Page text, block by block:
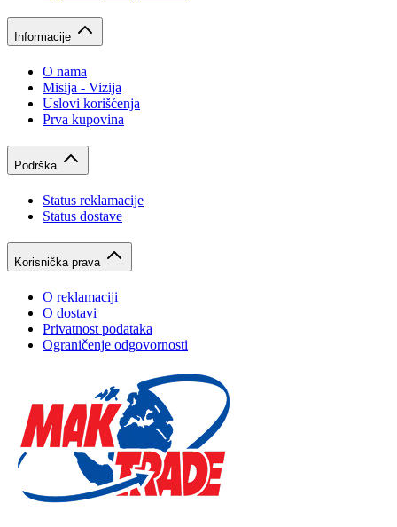
Informacije
O nama
Misija - Vizija
Uslovi korišćenja
Prva kupovina
Podrška
Status reklamacije
Status dostave
Korisnička prava
O reklamaciji
O dostavi
Privatnost podataka
Ograničenje odgovornosti